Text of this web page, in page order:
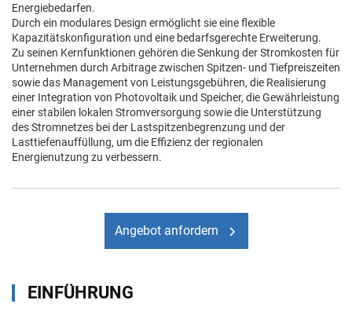
Energiebedarfen.
Durch ein modulares Design ermöglicht sie eine flexible
Kapazitätskonfiguration und eine bedarfsgerechte Erweiterung.
Zu seinen Kernfunktionen gehören die Senkung der Stromkosten für
Unternehmen durch Arbitrage zwischen Spitzen- und Tiefpreiszeiten
sowie das Management von Leistungsgebühren, die Realisierung
einer Integration von Photovoltaik und Speicher, die Gewährleistung
einer stabilen lokalen Stromversorgung sowie die Unterstützung
des Stromnetzes bei der Lastspitzenbegrenzung und der
Lasttiefenauffüllung, um die Effizienz der regionalen
Energienutzung zu verbessern.
Angebot anfordern
EINFÜHRUNG